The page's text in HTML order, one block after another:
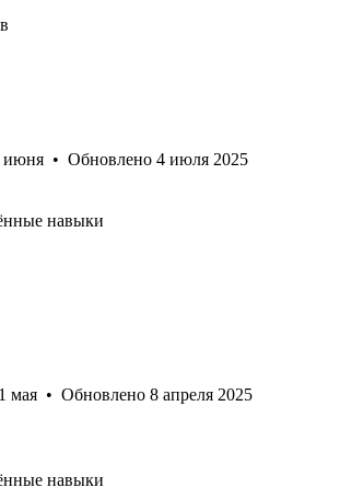
июня • Обновлено 4 июля 2025
навыки
мая • Обновлено 8 апреля 2025
навыки